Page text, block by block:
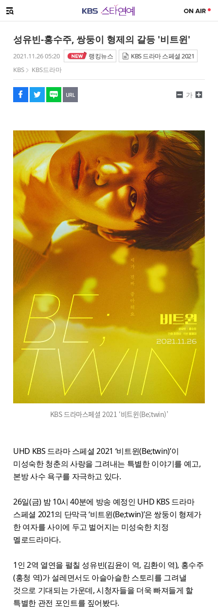
메뉴 열기
성유빈-홍수주, 쌍둥이 형제의 갈등 '비트윈'
2021.11.26 05:20 랭킹뉴스
KBS 드라마 스페셜 2021
KBS
KBS드라마
페이스북
트위터
네이버
URL복사
글씨 작게보기
가
글씨 크게보기
KBS 드라마스페셜 2021 ‘비트윈(Be;twin)’
UHD KBS 드라마 스페셜 2021 ‘비트윈(Be;twin)’이
미성숙한 청춘의 사랑을 그려내는 특별한 이야기를 예고,
본방 사수 욕구를 자극하고 있다.
26일(금) 밤 10시 40분에 방송 예정인 UHD KBS 드라마
스페셜 2021의 단막극 ‘비트윈(Be;twin)’은 쌍둥이 형제가
한 여자를 사이에 두고 벌어지는 미성숙한 치정
멜로드라마다.
1인 2역 열연을 펼칠 성유빈(김윤이 역, 김환이 역), 홍수주
(홍청 역)가 설레면서도 아슬아슬한 스토리를 그려낼
것으로 기대되는 가운데, 시청자들을 더욱 빠져들게 할
특별한 관전 포인트를 짚어봤다.